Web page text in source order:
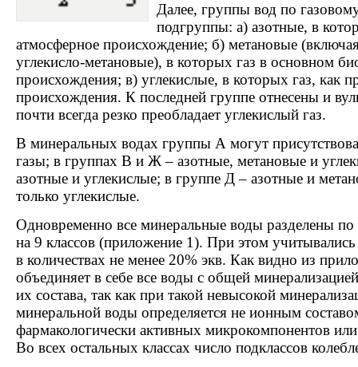
Далее, группы вод по
подгруппы: а) азотные, в
атмосферное происхождение; б) метановые
углекисло-метановые), в которых газ в основном
происхождения; в) углекислые, в которых газ, как
происхождения. К последней группе отнесены и
почти всегда резко преобладает углекислый газ.
В минеральных водах группы А могут
газы; в группах В и Ж – азотные, метановые и
азотные и углекислые; в группе Д – азотные и
только углекислые.
Одновременно все минеральные воды разделены по
на 9 классов (приложение 1). При этом
в количествах не менее 20% экв. Как видно из
объединяет в себе все воды с общей
их состава, так как при такой невысокой
минеральной воды определяется не ионным
фармакологически активных микрокомпонентов
Во всех остальных классах число подклассов